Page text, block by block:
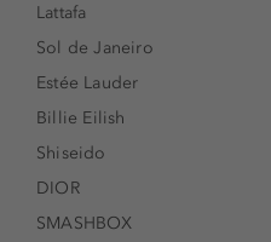
Lattafa
Sol de Janeiro
Estée Lauder
Billie Eilish
Shiseido
DIOR
SMASHBOX